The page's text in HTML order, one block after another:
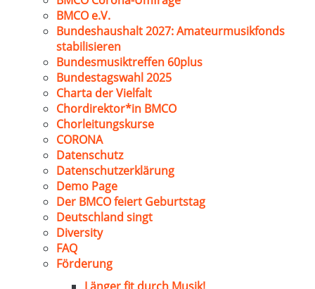
BMCO e.V.
Bundeshaushalt 2027: Amateurmusikfonds
stabilisieren
Bundesmusiktreffen 60plus
Bundestagswahl 2025
Charta der Vielfalt
Chordirektor*in BMCO
Chorleitungskurse
CORONA
Datenschutz
Datenschutzerklärung
Demo Page
Der BMCO feiert Geburtstag
Deutschland singt
Diversity
FAQ
Förderung